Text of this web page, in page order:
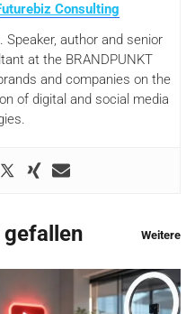
Consulting
Speaker, author and senior
at the BRANDPUNKT
and companies on the
of digital and social media
gefallen Weitere